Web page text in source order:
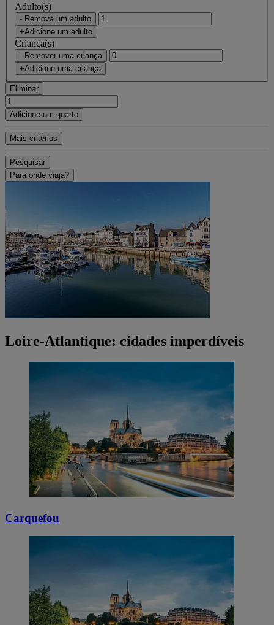
Adulto(s)
- Remova um adulto
+Adicione um adulto
Criança(s)
- Remover uma criança
+Adicione uma criança
Eliminar
Adicione um quarto
Mais critérios
Pesquisar
Para onde viaja?
Loire-Atlantique: cidades imperdíveis
Carquefou